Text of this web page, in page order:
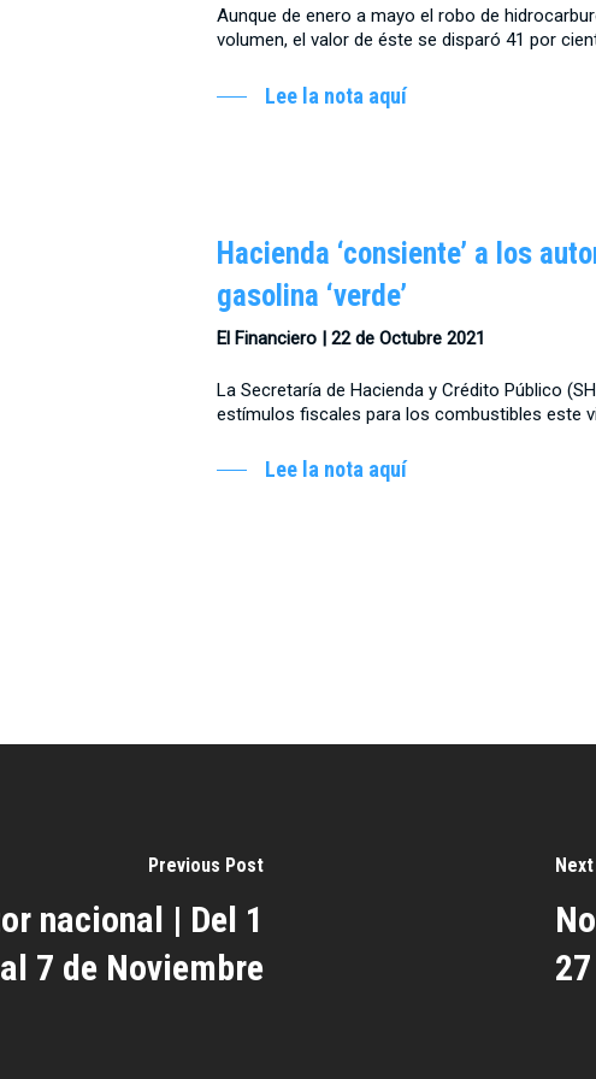
Aunque de enero a mayo el robo de
volumen, el valor de éste se disparó 41 por
Lee la nota aquí
Hacienda ‘consiente’ a los
gasolina ‘verde’
El Financiero | 22 de Octubre 2021
La Secretaría de Hacienda y Crédito Público
estímulos fiscales para los combustibles este
Lee la nota aquí
Previous Post
nacional | Del 1
al 7 de Noviembre